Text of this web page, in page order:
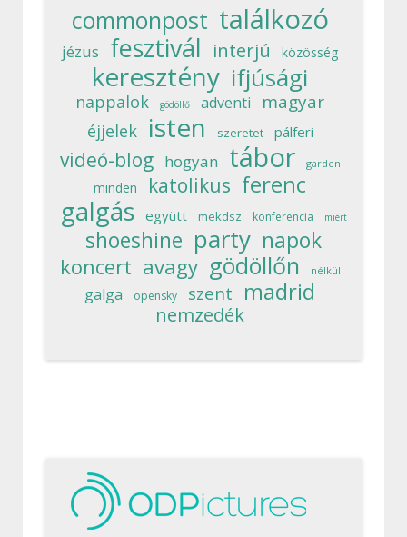
commonpost találkozó
jézus fesztivál interjú közösség
keresztény ifjúsági
nappalok gödöllő adventi magyar
éjjelek isten szeretet pálferi
videó-blog hogyan tábor garden
minden katolikus ferenc
galgás együtt mekdsz konferencia miért
shoeshine party napok
koncert avagy gödöllőn nélkül
galga opensky szent madrid
nemzedék